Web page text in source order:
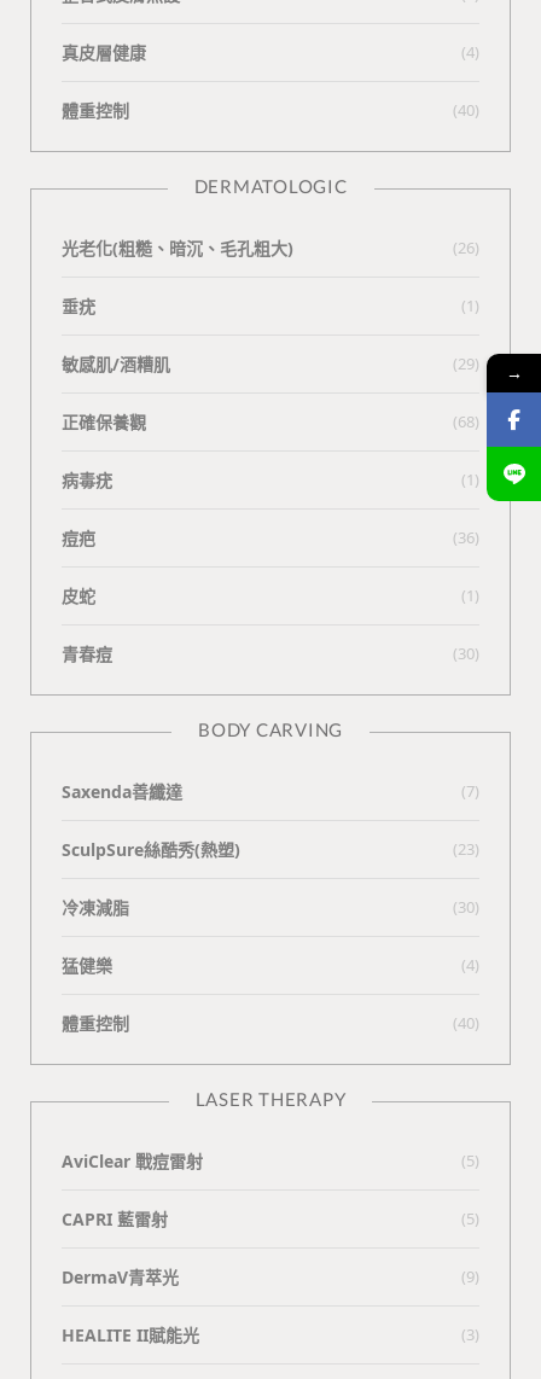
真皮層健康 (4)
體重控制 (40)
DERMATOLOGIC
光老化(粗糙、暗沉、毛孔粗大) (26)
垂疣 (1)
敏感肌/酒糟肌 (29)
正確保養觀 (68)
病毒疣 (1)
痘疤 (36)
皮蛇 (1)
青春痘 (30)
BODY CARVING
Saxenda善纖達 (7)
SculpSure絲酷秀(熱塑) (23)
冷凍減脂 (30)
猛健樂 (4)
體重控制 (40)
LASER THERAPY
AviClear 戰痘雷射 (5)
CAPRI 藍雷射 (5)
DermaV青萃光 (9)
HEALITE II賦能光 (3)
→